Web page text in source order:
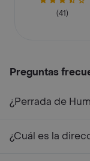
(41)
Preguntas
¿Perrada de
¿Cuál es la